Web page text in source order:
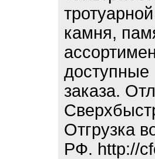
камня,
заказа.
Отгрузка
РФ. http://